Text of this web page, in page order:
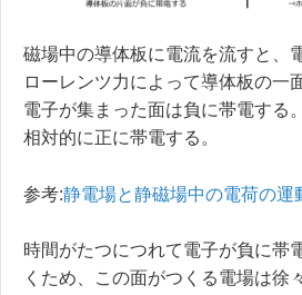
磁場中の導体板に電流を流すと、
ローレンツ力によって導体板の一
電子が集まった面は負に帯電する
相対的に正に帯電する。
参考:静電場と静磁場中の電荷の運
時間がたつにつれて電子が負に帯
くため、この面がつくる電場は徐